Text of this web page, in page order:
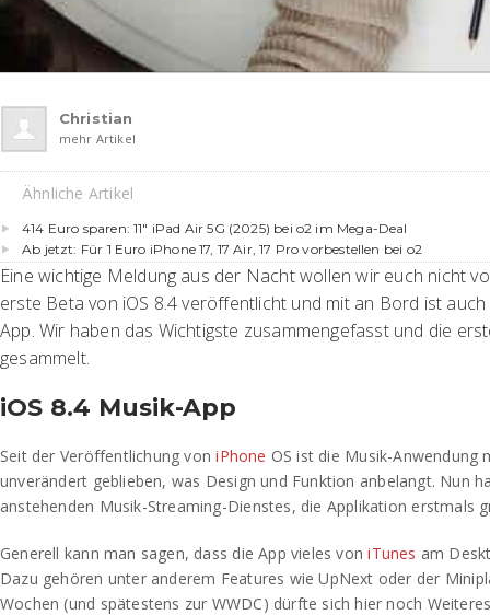
Christian
mehr Artikel
Ähnliche Artikel
414 Euro sparen: 11″ iPad Air 5G (2025) bei o2 im Mega-Deal
Ab jetzt: Für 1 Euro iPhone 17, 17 Air, 17 Pro vorbestellen bei o2
Eine wichtige Meldung aus der Nacht wollen wir euch nicht
erste Beta von iOS 8.4 veröffentlicht und mit an Bord ist
App. Wir haben das Wichtigste zusammengefasst und die
gesammelt.
iOS 8.4 Musik-App
Seit der Veröffentlichung voniPhone OS ist die Musik-Anwendung
unverändert geblieben, was Design und Funktion anbelangt. Nun
anstehenden Musik-Streaming-Dienstes, die Applikation erstmals
Generell kann man sagen, dass die App vieles voniTunes am
Dazu gehören unter anderem Features wie UpNext oder der
Wochen (und spätestens zur WWDC) dürfte sich hier noch